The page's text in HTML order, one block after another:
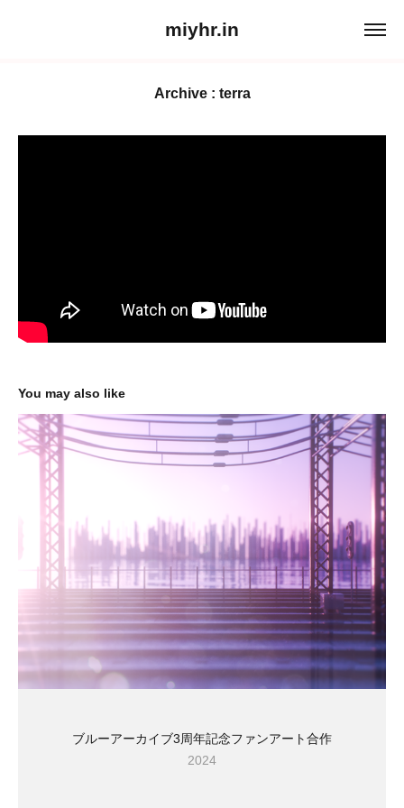
miyhr.in
Archive : terra
You may also like
ブルーアーカイブ3周年記念ファンアート合作
2024